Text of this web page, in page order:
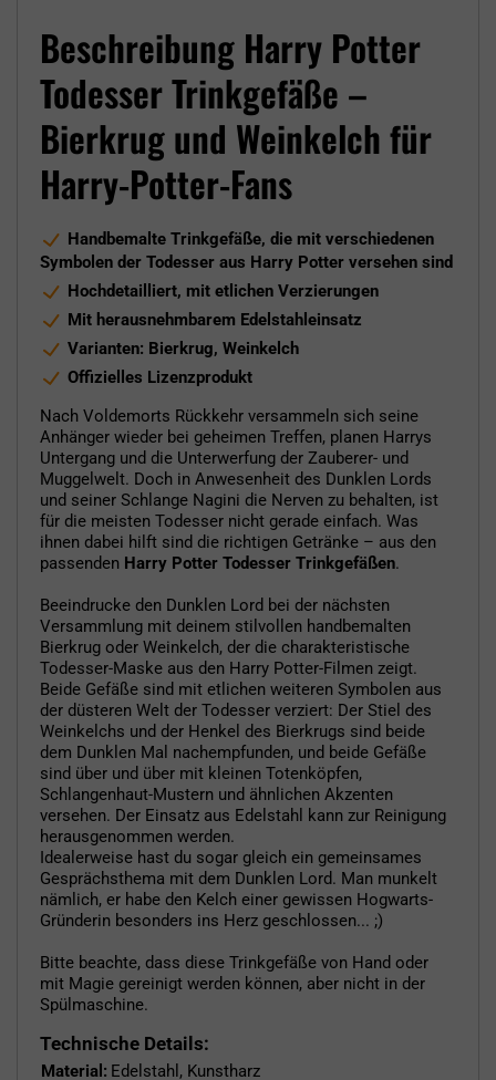
Beschreibung Harry Potter
Todesser Trinkgefäße –
Bierkrug und Weinkelch für
Harry-Potter-Fans
Handbemalte Trinkgefäße, die mit verschiedenen
Symbolen der Todesser aus Harry Potter versehen sind
Hochdetailliert, mit etlichen Verzierungen
Mit herausnehmbarem Edelstahleinsatz
Varianten: Bierkrug, Weinkelch
Offizielles Lizenzprodukt
Nach Voldemorts Rückkehr versammeln sich seine
Anhänger wieder bei geheimen Treffen, planen Harrys
Untergang und die Unterwerfung der Zauberer- und
Muggelwelt. Doch in Anwesenheit des Dunklen Lords
und seiner Schlange Nagini die Nerven zu behalten, ist
für die meisten Todesser nicht gerade einfach. Was
ihnen dabei hilft sind die richtigen Getränke – aus den
passenden Harry Potter Todesser Trinkgefäßen.
Beeindrucke den Dunklen Lord bei der nächsten
Versammlung mit deinem stilvollen handbemalten
Bierkrug oder Weinkelch, der die charakteristische
Todesser-Maske aus den Harry Potter-Filmen zeigt.
Beide Gefäße sind mit etlichen weiteren Symbolen aus
der düsteren Welt der Todesser verziert: Der Stiel des
Weinkelchs und der Henkel des Bierkrugs sind beide
dem Dunklen Mal nachempfunden, und beide Gefäße
sind über und über mit kleinen Totenköpfen,
Schlangenhaut-Mustern und ähnlichen Akzenten
versehen. Der Einsatz aus Edelstahl kann zur Reinigung
herausgenommen werden.
Idealerweise hast du sogar gleich ein gemeinsames
Gesprächsthema mit dem Dunklen Lord. Man munkelt
nämlich, er habe den Kelch einer gewissen Hogwarts-
Gründerin besonders ins Herz geschlossen... ;)
Bitte beachte, dass diese Trinkgefäße von Hand oder
mit Magie gereinigt werden können, aber nicht in der
Spülmaschine.
Technische Details:
Material: Edelstahl, Kunstharz